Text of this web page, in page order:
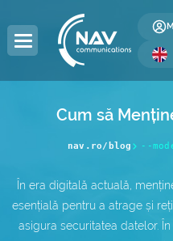
Domain
Domain Transfer
Web Hosting
WordPress Hosting
Dedicated Servers
Servers
COLOCATION
Server Colocation
Data Center (DC)
Reseller Hosting
Reseller Domains
Windows Licenses
cPanel Licenses
SSL Certificates
Website Security
DEVELOPMENT
Web Design
SEO Optimization
BUSINESS
Global Internet
IP Address
COMPANY
About Us
Contact
Cum să
nav.ro/blog --
În era digitală actuală,
esențială pentru a atrage și
asigura securitatea datelor.